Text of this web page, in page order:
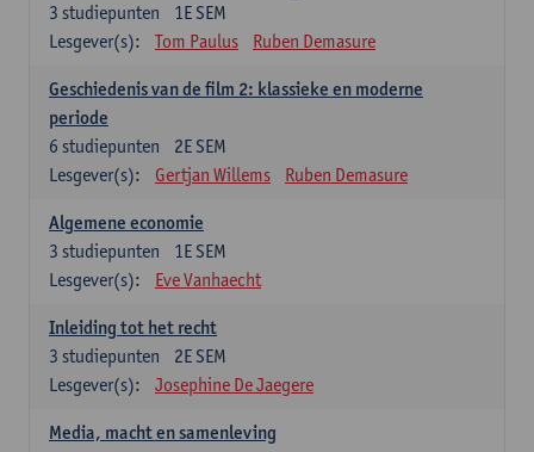
1E SEM
3 studiepunten
Lesgever(s):
Tom Paulus Ruben Demasure
Geschiedenis van de film 2: klassieke en moderne
periode
2E SEM
6 studiepunten
Lesgever(s):
Gertjan Willems Ruben Demasure
Algemene economie
1E SEM
3 studiepunten
Lesgever(s):
Eve Vanhaecht
Inleiding tot het recht
2E SEM
3 studiepunten
Lesgever(s):
Josephine De Jaegere
Media, macht en samenleving